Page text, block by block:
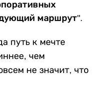
маршрут".
путь к мечте
чем
не значит, что